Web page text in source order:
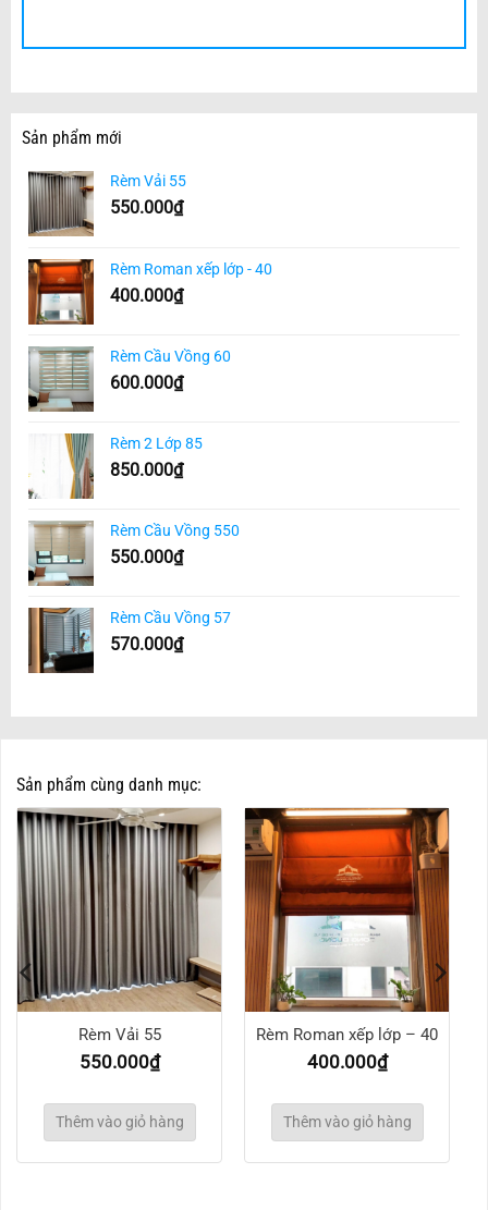
Sản phẩm mới
Rèm Vải 55
550.000₫
Rèm Roman xếp lớp - 40
400.000₫
Rèm Cầu Vồng 60
600.000₫
Rèm 2 Lớp 85
850.000₫
Rèm Cầu Vồng 550
550.000₫
Rèm Cầu Vồng 57
570.000₫
Sản phẩm cùng danh mục:
Rèm Vải 55
550.000₫
Thêm vào giỏ hàng
Rèm Roman xếp lớp – 40
400.000₫
Thêm vào giỏ hàng